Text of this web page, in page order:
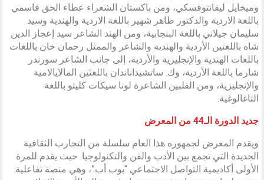
وميخايل ليفانتوفسكي، ومن باكستان الشعراء عطاء الحق قاسمي
باللغة الاردية والدكتور طاهر شهير باللغة الاردية والهندية وسيد
سليمان جيلاني باللغة البنجابية، ومن الهند الشاعر سيد إعجاز الدين
شاه باللغتين الأردية والهندية والشاعر والممثل رحمان خان باللغات
باللغات الهندية والإنجليزية والأردية، إلى جانب الشاعر سورندر
شارما باللغة الأردية، وك. ساتشيداناندان باللغتَين المالايالامية
والإنجليزية، ومن الفلبين الشاعرة لونا سيكات كليتو باللغة
التاغالوغية.
جديد الدورة الـ44 من المعرض
ويقدم المعرض لجمهوره هذا العام سلسلة من التجارب الثقافية
الجديدة التي تجمع بين الأدب والفن والتكنولوجيا. حيث يقدم للمرة
الأولى أكاديمية التواصل الاجتماعي “بوب أب”، وهي منصة تفاعلية